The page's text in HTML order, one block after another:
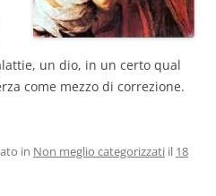
un dio, in un certo qual
come mezzo di correzione.
in Non meglio categorizzati il 18